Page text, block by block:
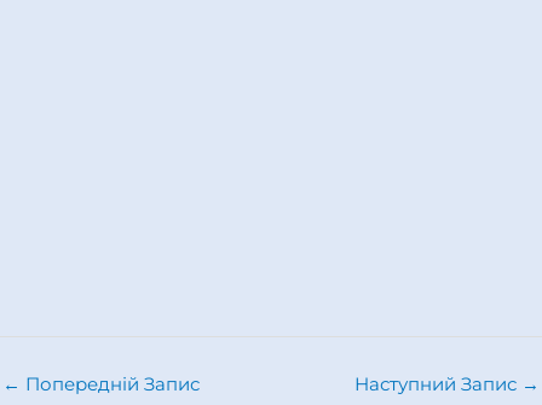
← Попередній Запис Наступний Запис →